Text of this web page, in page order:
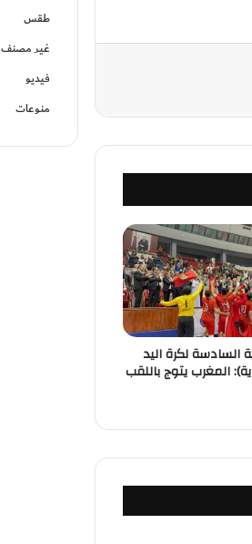
السادسة لكرة اليد
المغرب يتوج باللقب
طقس
غير مصنف
فيديو
منوعات